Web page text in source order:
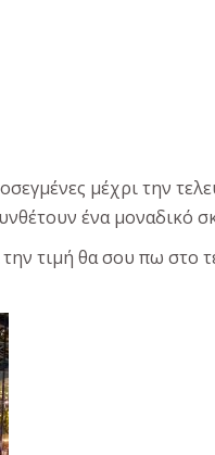
μέχρι την
ένα μοναδικό
την τιμή θα σου πω